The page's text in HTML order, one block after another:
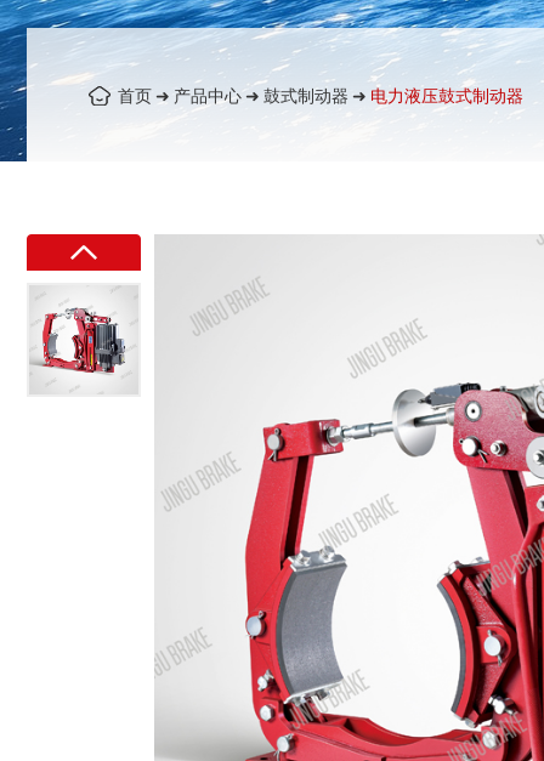
首页➜ 产品中心➜ 鼓式制动器 ➜ 电力液压鼓式制动器